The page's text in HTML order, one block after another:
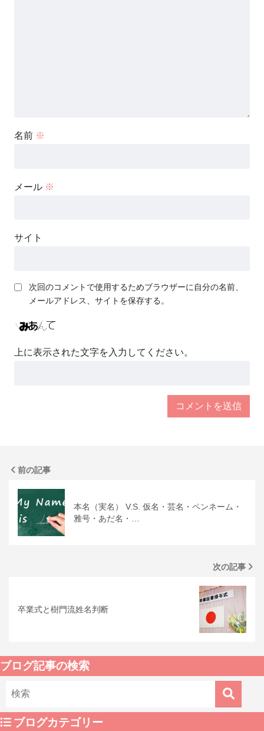
名前 ※
メール ※
サイト
次回のコメントで使用するためブラウザーに自分の名前、
メールアドレス、サイトを保存する。
上に表示された文字を入力してください。
前の記事
本名（実名） V.S. 仮名・芸名・ペンネーム・
雅号・あだ名・…
次の記事
卒業式と樹門流姓名判断
ブログ記事の検索
ブログカテゴリー